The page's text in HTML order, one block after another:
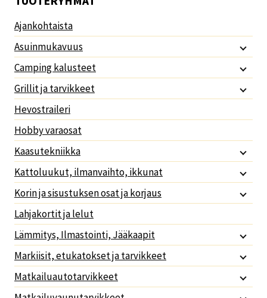
Ajankohtaista
Asuinmukavuus
Camping kalusteet
Grillit ja tarvikkeet
Hevostraileri
Hobby varaosat
Kaasutekniikka
Kattoluukut, ilmanvaihto, ikkunat
Korin ja sisustuksen osat ja korjaus
Lahjakortit ja lelut
Lämmitys, Ilmastointi, Jääkaapit
Markiisit, etukatokset ja tarvikkeet
Matkailuautotarvikkeet